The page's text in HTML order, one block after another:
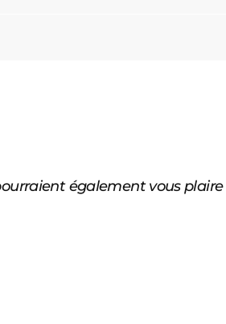
également vous plaire